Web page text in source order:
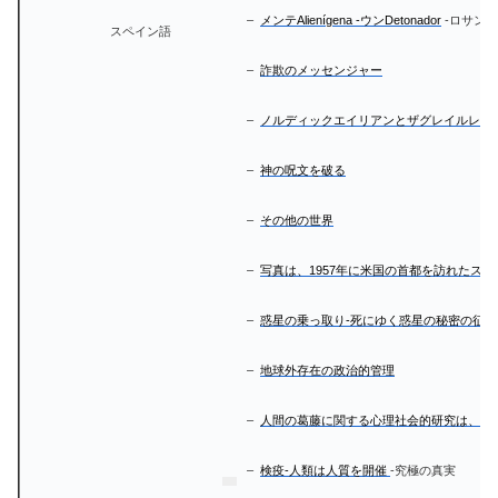
スペイン語
– メンテAlienígena -ウンDetonador -ロサン
– 詐欺のメッセンジャー
– ノルディックエイリアンとザグレイルレー
– 神の呪文を破る
– その他の世界
– 写真は、1957年に米国の首都を訪れたス
– 惑星の乗っ取り-死にゆく惑星の秘密の征服
– 地球外存在の政治的管理
– 人間の葛藤に関する心理社会的研究は、
– 検疫-人類は人質を開催 -究極の真実